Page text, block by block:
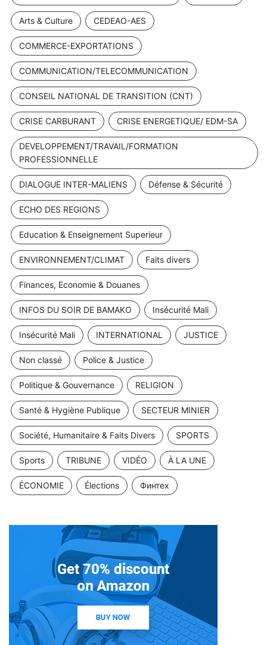
Arts & Culture CEDEAO-AES
COMMERCE-EXPORTATIONS
COMMUNICATION/TELECOMMUNICATION
CONSEIL NATIONAL DE TRANSITION (CNT)
CRISE CARBURANT CRISE ENERGETIQUE/ EDM-SA
DEVELOPPEMENT/TRAVAIL/FORMATION
PROFESSIONNELLE
DIALOGUE INTER-MALIENS Défense & Sécurité
ECHO DES REGIONS
Education & Enseignement Superieur
ENVIRONNEMENT/CLIMAT Faits divers
Finances, Economie & Douanes
INFOS DU SOIR DE BAMAKO Insécurité Mali
Insécurité Mali INTERNATIONAL JUSTICE
Non classé Police & Justice
Politique & Gouvernance RELIGION
Santé & Hygiène Publique SECTEUR MINIER
Société, Humanitaire & Faits Divers SPORTS
Sports TRIBUNE VIDÉO À LA UNE
ÉCONOMIE Élections Финтех